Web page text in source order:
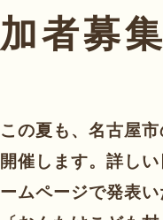
加者募集
この夏も、名古屋
開催します。詳し
ームページで発表い